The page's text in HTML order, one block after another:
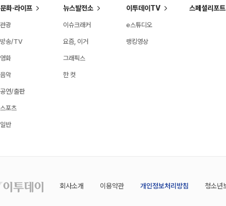
문화·라이프
관광
방송/TV
영화
음악
공연/출판
스포츠
일반
뉴스발전소
이슈크래커
요즘, 이거
그래픽스
한 컷
이투데이TV
e스튜디오
랭킹영상
스페셜리포트
회사소개 이용약관 개인정보처리방침 청소년